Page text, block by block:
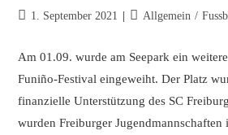
1. September 2021 Allgemein /
Am 01.09. wurde am Seepark ein
Funiño-Festival eingeweiht. Der Platz
finanzielle Unterstützung des SC
wurden Freiburger